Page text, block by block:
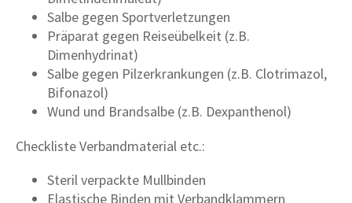
Salbe gegen Sportverletzungen
Präparat gegen Reiseübelkeit (z.B.
Dimenhydrinat)
Salbe gegen Pilzerkrankungen (z.B. Clotrimazol,
Bifonazol)
Wund und Brandsalbe (z.B. Dexpanthenol)
Checkliste Verbandmaterial etc.:
Steril verpackte Mullbinden
Elastische Binden mit Verbandklammern